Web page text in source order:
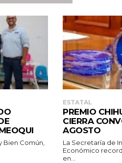
Bien Común,
ESTATAL
PREMIO
CIERRA
AGOSTO
La Secretaría de
Económico
en...